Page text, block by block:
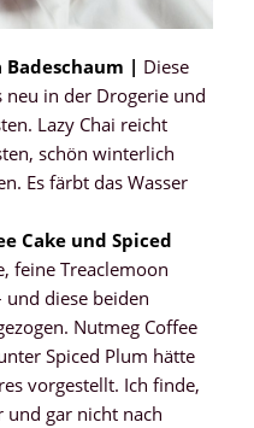
Badeschaum | Diese
neu in der Drogerie und
Lazy Chai reicht
schön winterlich
Es färbt das Wasser
Cake und Spiced
feine Treaclemoon
und diese beiden
Nutmeg Coffee
Spiced Plum hätte
vorgestellt. Ich finde,
und gar nicht nach